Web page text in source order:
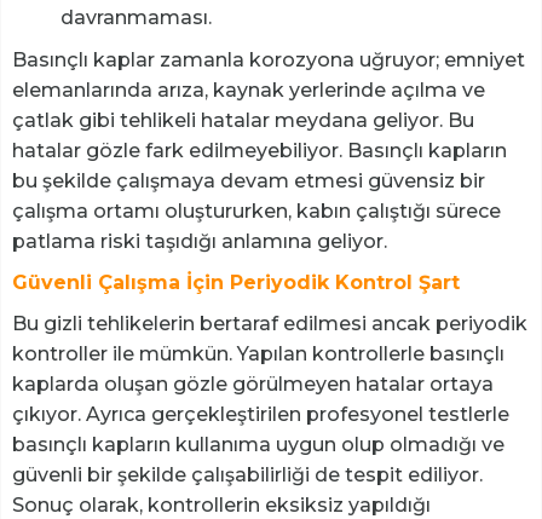
davranmaması.
Basınçlı kaplar zamanla korozyona uğruyor; emniyet
elemanlarında arıza, kaynak yerlerinde açılma ve
çatlak gibi tehlikeli hatalar meydana geliyor. Bu
hatalar gözle fark edilmeyebiliyor. Basınçlı kapların
bu şekilde çalışmaya devam etmesi güvensiz bir
çalışma ortamı oluştururken, kabın çalıştığı sürece
patlama riski taşıdığı anlamına geliyor.
Güvenli Çalışma İçin Periyodik Kontrol Şart
Bu gizli tehlikelerin bertaraf edilmesi ancak periyodik
kontroller ile mümkün. Yapılan kontrollerle basınçlı
kaplarda oluşan gözle görülmeyen hatalar ortaya
çıkıyor. Ayrıca gerçekleştirilen profesyonel testlerle
basınçlı kapların kullanıma uygun olup olmadığı ve
güvenli bir şekilde çalışabilirliği de tespit ediliyor.
Sonuç olarak, kontrollerin eksiksiz yapıldığı